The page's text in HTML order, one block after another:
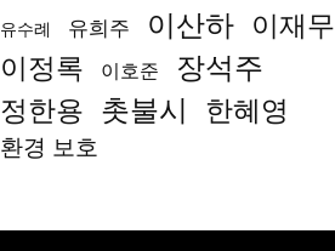
유수례 유희주 이산하 이재무
이정록
이호준 장석주
정한용 촛불시 한혜영
환경 보호